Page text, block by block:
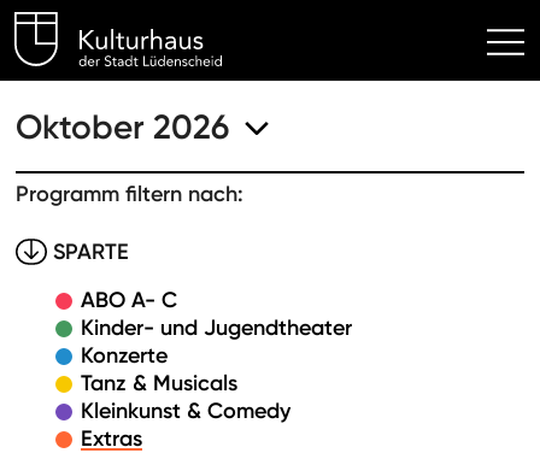
Kulturhaus Lüdenscheid
Oktober 2026
Programm filtern nach:
SPARTE
ABO A- C
Kinder- und Jugendtheater
Konzerte
Tanz & Musicals
Kleinkunst & Comedy
Extras